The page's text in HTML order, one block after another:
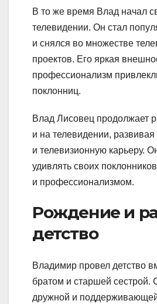
В то же время Влад начал
телевидении. Он стал
и снялся во множестве
проектов. Его яркая
профессионализм
поклонниц.
Влад Лисовец продолжает
и на телевидении,
и телевизионную карьеру.
удивлять своих
и профессионализмом.
Рождение и
детство
Владимир провел детство
братом и старшей сестрой.
дружной и